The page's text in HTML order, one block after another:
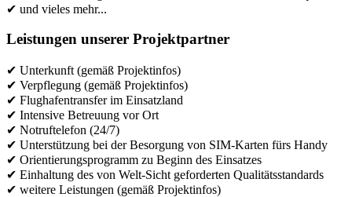
✔ und vieles mehr...
Leistungen unserer Projektpartner
✔ Unterkunft (gemäß Projektinfos)
✔ Verpflegung (gemäß Projektinfos)
✔ Flughafentransfer im Einsatzland
✔ Intensive Betreuung vor Ort
✔ Notruftelefon (24/7)
✔ Unterstützung bei der Besorgung von SIM-Karten fürs Handy
✔ Orientierungsprogramm zu Beginn des Einsatzes
✔ Einhaltung des von Welt-Sicht geforderten Qualitätsstandards
✔ weitere Leistungen (gemäß Projektinfos)